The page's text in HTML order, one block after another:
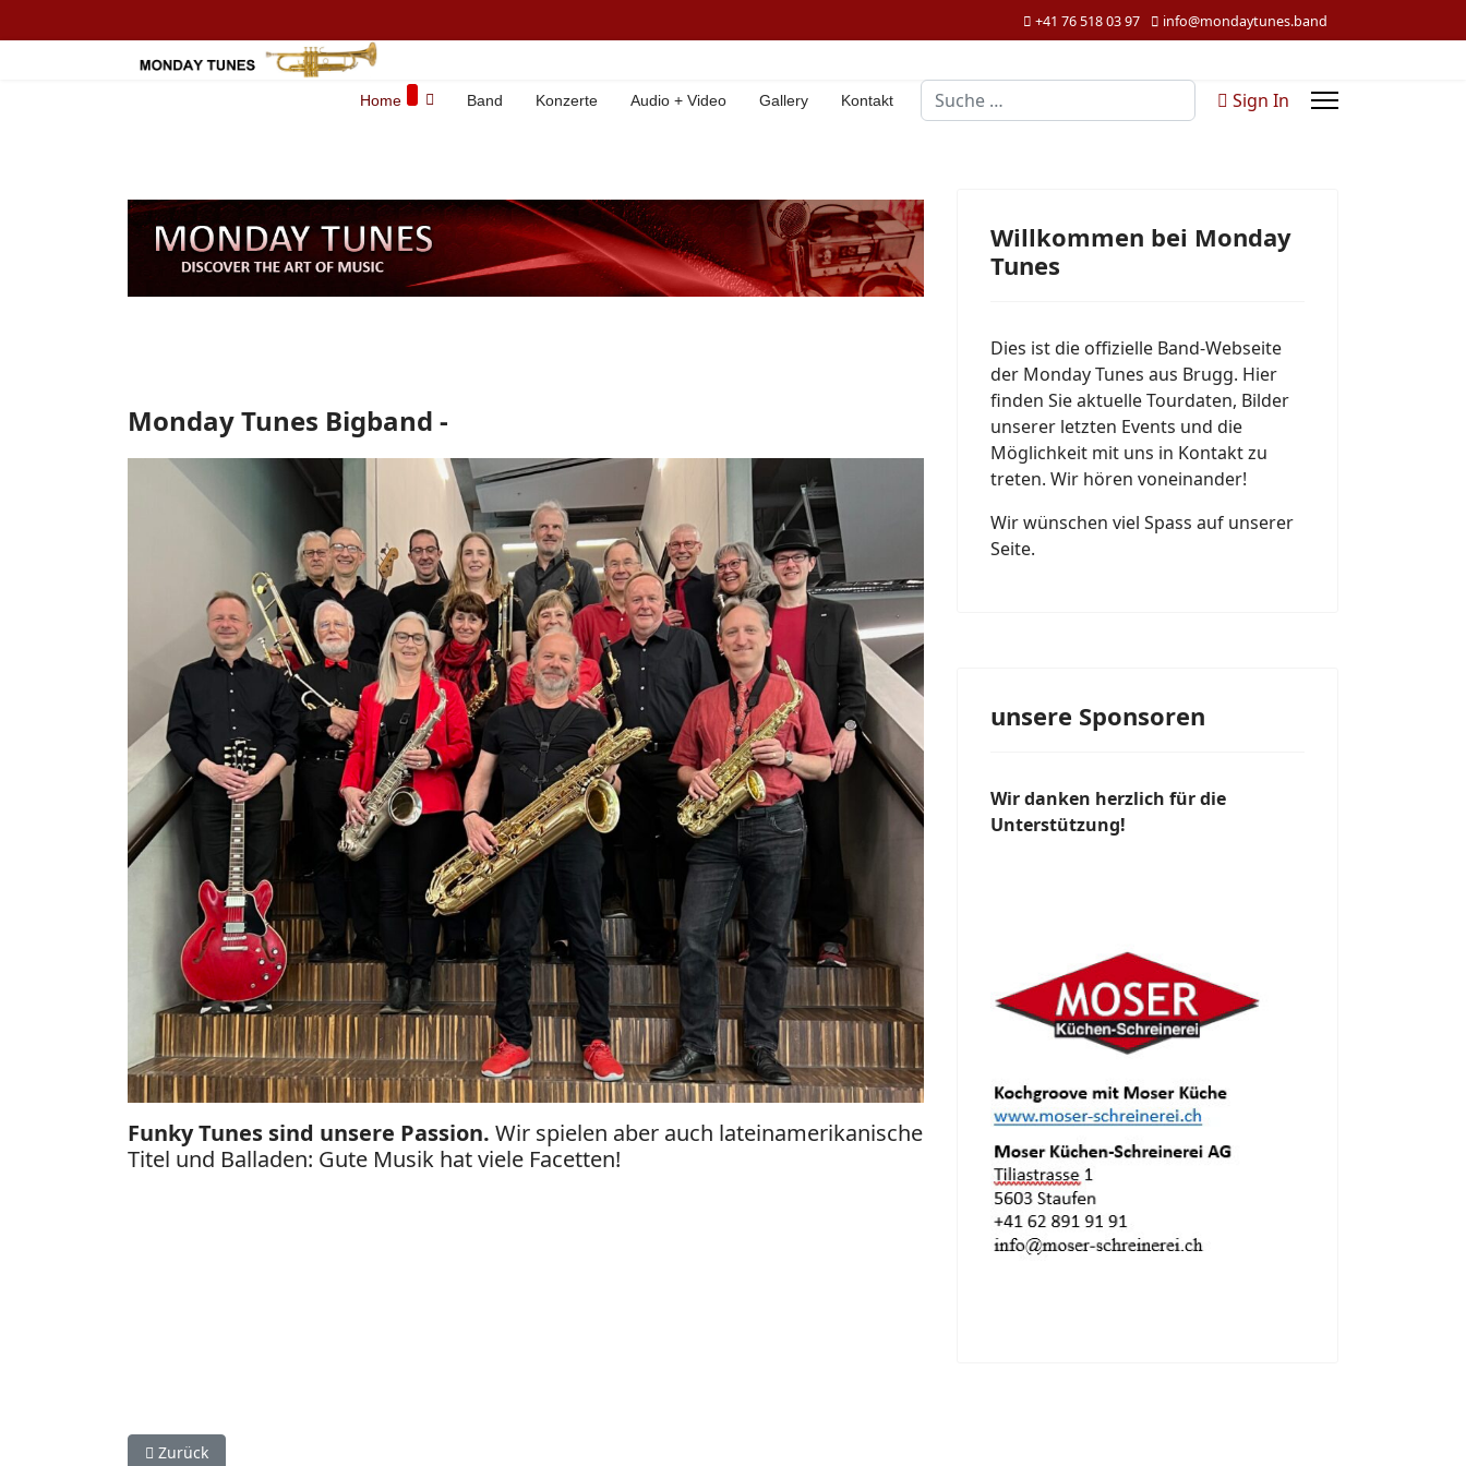
+41 76 518 03 97 info@mondaytunes.band
Home Band Konzerte Audio + Video Gallery Kontakt Suchen Sign In
Monday Tunes Bigband -
Funky Tunes sind unsere Passion. Wir spielen aber auch lateinamerikanische
Titel und Balladen: Gute Musik hat viele Facetten!
Vorheriger Beitrag: Band
Zurück
Willkommen bei Monday
Tunes
Dies ist die offizielle Band-Webseite
der Monday Tunes aus Brugg. Hier
finden Sie aktuelle Tourdaten, Bilder
unserer letzten Events und die
Möglichkeit mit uns in Kontakt zu
treten. Wir hören voneinander!
Wir wünschen viel Spass auf unserer
Seite.
unsere Sponsoren
Wir danken herzlich für die
Unterstützung!